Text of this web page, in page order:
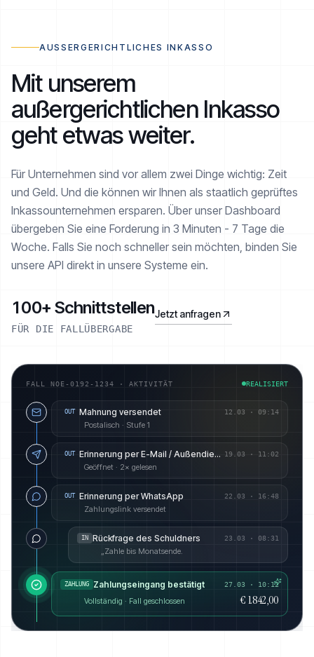
AUSSERGERICHTLICHES INKASSO
Mit unserem
außergerichtlichen Inkasso
geht etwas weiter.
Für Unternehmen sind vor allem zwei Dinge wichtig: Zeit
und Geld. Und die können wir Ihnen als staatlich geprüftes
Inkasso­unternehmen ersparen. Über unser Dashboard
übergeben Sie eine Forderung in 3 Minuten - 7 Tage die
Woche. Falls Sie noch schneller sein möchten, binden Sie
unsere API direkt in unsere Systeme ein.
100+ Schnittstellen
FÜR DIE FALLÜBERGABE
Jetzt anfragen
FALL NOE-0192-1234 · AKTIVITÄT REALISIERT
OUT Mahnung versendet 12.03 · 09:14
Postalisch · Stufe 1
OUT Erinnerung per E-Mail / Außendienst angekündigt 19.03 · 11:02
Geöffnet · 2× gelesen
OUT Erinnerung per WhatsApp 22.03 · 16:48
Zahlungslink versendet
IN Rückfrage des Schuldners 23.03 · 08:31
„Zahle bis Monatsende.
ZAHLUNG Zahlungseingang bestätigt 27.03 · 10:12
Vollständig · Fall geschlossen € 1.842,00